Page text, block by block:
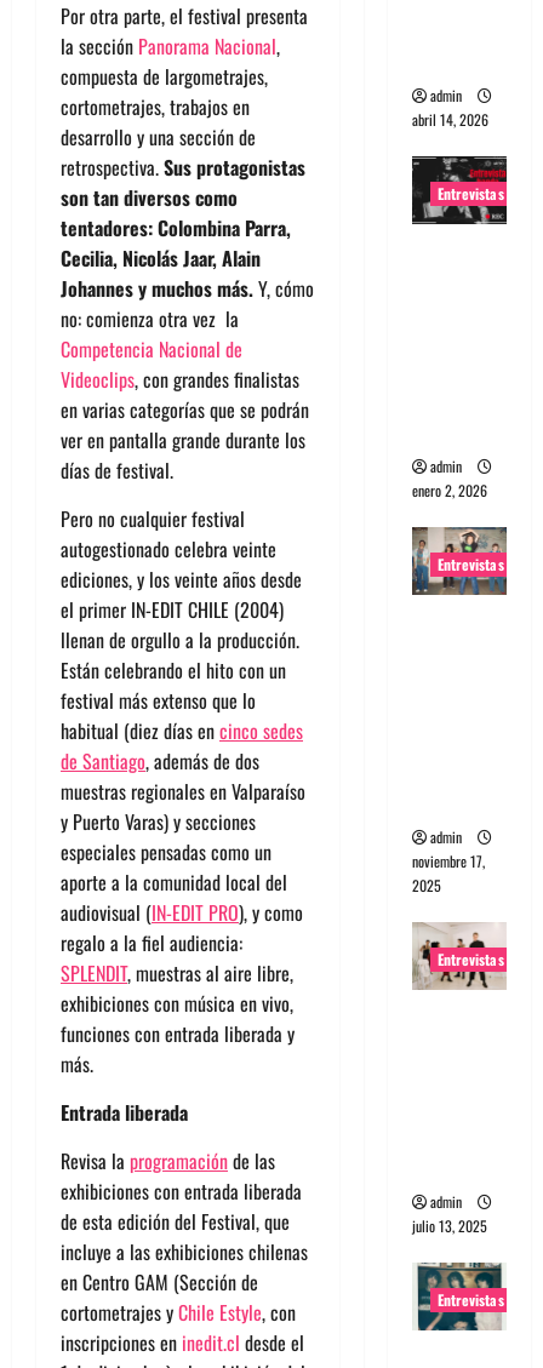
Por otra parte, el festival presenta
la sección Panorama Nacional,
compuesta de largometrajes,
cortometrajes, trabajos en
desarrollo y una sección de
retrospectiva.Sus protagonistas
son tan diversos como
tentadores: Colombina Parra,
Cecilia, Nicolás Jaar, Alain
Johannes y muchos más.Y, cómo
no: comienza otra vez la
Competencia Nacional de
Videoclips, con grandes finalistas
en varias categorías que se podrán
ver en pantalla grande durante los
días de festival.
Pero no cualquier festival
autogestionado celebra veinte
ediciones, y los veinte años desde
el primer IN-EDIT CHILE (2004)
llenan de orgullo a la producción.
Están celebrando el hito con un
festival más extenso que lo
habitual (diez días encinco sedes
de Santiago, además de dos
muestras regionales en Valparaíso
y Puerto Varas) y secciones
especiales pensadas como un
aporte a la comunidad local del
audiovisual (IN-EDIT PRO), y como
regalo a la fiel audiencia:
SPLENDIT, muestras al aire libre,
exhibiciones con música en vivo,
funciones con entrada liberada y
más.
Entrada liberada
Revisa la programaciónde las
exhibiciones con entrada liberada
de esta edición del Festival, que
incluye a las exhibiciones chilenas
en Centro GAM (Sección de
cortometrajes yChile Estyle, con
inscripciones en inedit.cl desde el
admin
abril 14, 2026
Entrevistas
admin
enero 2, 2026
Entrevistas
admin
noviembre 17,
2025
Entrevistas
admin
julio 13, 2025
Entrevistas